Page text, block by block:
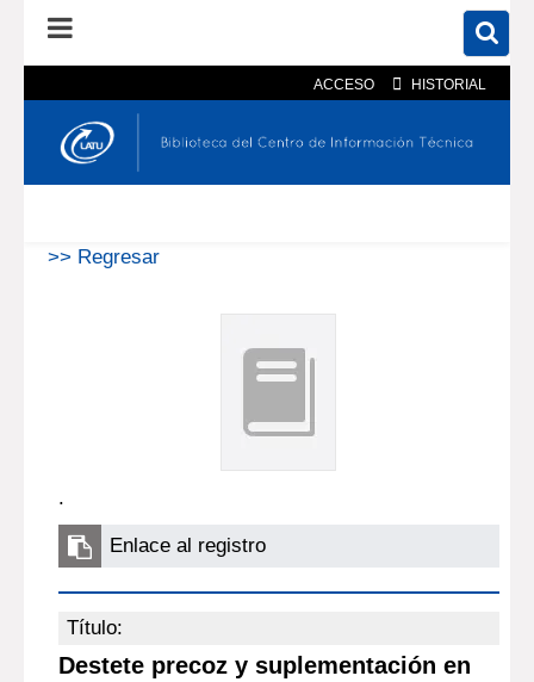
ACCESO HISTORIAL
En el catálogo En el sitio
>> Regresar
.
Enlace al registro
Título:
Destete precoz y suplementación en